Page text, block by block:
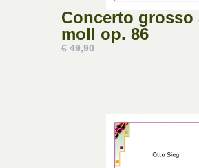
Concerto grosso
moll op. 86
€ 49,90